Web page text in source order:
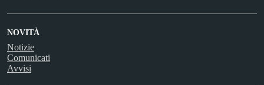
NOVITÀ
Notizie
Comunicati
Avvisi